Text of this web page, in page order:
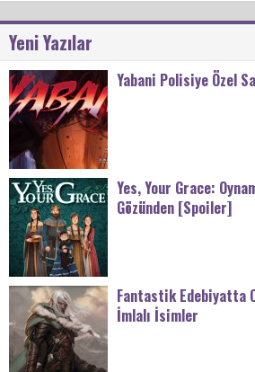
Yeni Yazılar
Yabani Polisiye Özel
Yes, Your Grace:
Gözünden [Spoiler]
Fantastik Edebiyatta
İmlalı İsimler